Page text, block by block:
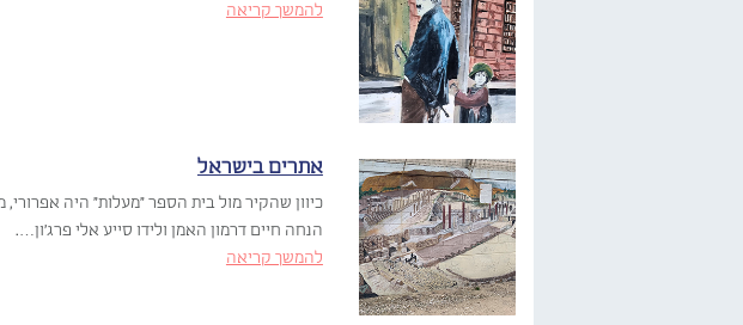
להמשך קריאה
אתרים בישראל
כיוון שהקיר מול בית הספר "מעלות" היה
הנחה חיים דרמון האמן ולידו סייע אלי פרג'ון….
להמשך קריאה